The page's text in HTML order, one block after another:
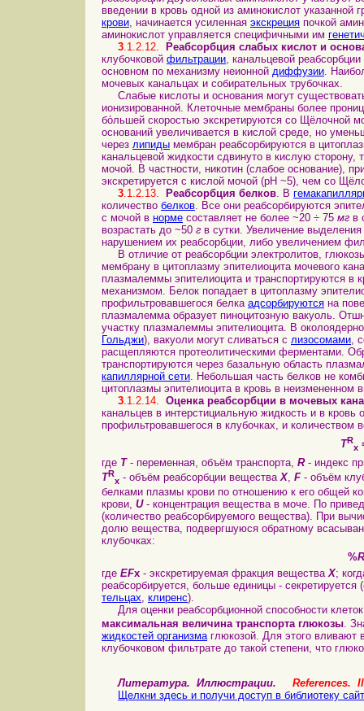
введении в кровь одной из аминокислот указанной
крови , начинается усиленная экскреция почкой
аминокислот управляется специфичными им
3 .1.2.12
Реабсорбция слабых кислот и
клубочковой фильтрации , канальцевой
основном по механизму неионной диффузии .
мочевых канальцах и собирательных трубочках.
Слабые кислоты и основания могут
ионизированной. Клеточные мембраны более
бо́льшей скоростью экскретируются со Щёлочной
оснований увеличивается в кислой среде, но
через липиды мембран реабсорбируются в
канальцевой жидкости сдвинуто в кислую
мочой. В частности, никотин (слабое основание),
экскретируется с кислой мочой (рН ~5), чем со
3 .1.2.13 Реабсорбция белков . В
количество белков . Все они реабсорбируются
с мочой в норме составляет не более ~20 ÷ 75 мг в
возрастать до ~50 г в сутки. Увеличение
нарушением их реабсорбции, либо увеличением
В отличие от реабсорбции электролитов,
мембрану в цитоплазму эпителиоцита мочевого
плазмалеммы эпителиоцита и транспортируются в
механизмом. Белок попадает в цитоплазму
профильтровавшегося белка адсорбируются на
плазмалемма образует пиноцитозную вакуоль.
участку плазмалеммы эпителиоцита. В
Гольджи), вакуоли могут сливаться с лизосомами ,
расщепляются протеолитическими ферментами.
транспортируются через базальную область
капиллярной сети . Небольшая часть белков не
цитоплазмы эпителиоцита в кровь в неизмененном
3 .1.2.14
Оценка реабсорбции в мочевых
канальцев в интерстициальную жидкость и в
профильтровавшегося в клубочках, и количеством
TR
x
где T- переменная, объём транспорта, R- индекс
TR
x - объём реабсорбции веществаX, F- объём
белками плазмы крови по отношению к его общей
крови, U- концентрация вещества в моче. По
(количество реабсорбируемого вещества). При
долю вещества, подвергшуюся обратному
клубочках:
%R
где EFx - экскретируемая фракция вещества X;
реабсорбируется, больше единицы - секретируется
тельцах клиренс).
Для оценки реабсорбционной способности
максимальная величина транспорта глюкозы.
жидкостей организмаглюкозой. Для этого вливают
клубочковом фильтрате до такой степени, что
Литература. Иллюстрации. References.
Щелкни здесь и получи доступ в библиотеку